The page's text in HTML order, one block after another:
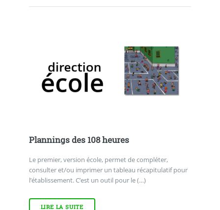
Plannings des 108 heures
Le premier, version école, permet de compléter,
consulter et/ou imprimer un tableau récapitulatif pour
l’établissement. C’est un outil pour le (…)
LIRE LA SUITE